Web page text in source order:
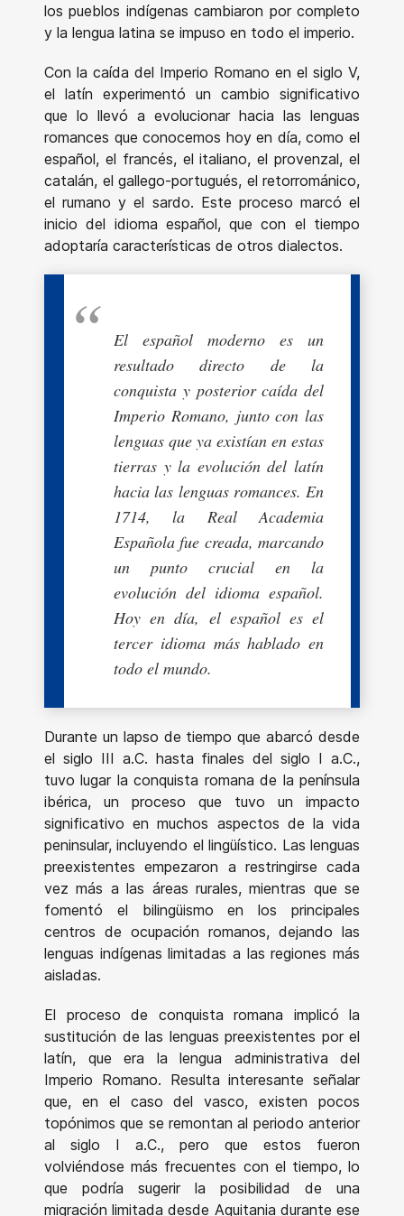
los pueblos indígenas cambiaron por completo
y la lengua latina se impuso en todo el imperio.
Con la caída del Imperio Romano en el siglo V,
el latín experimentó un cambio significativo
que lo llevó a evolucionar hacia las lenguas
romances que conocemos hoy en día, como el
español, el francés, el italiano, el provenzal, el
catalán, el gallego-portugués, el retorrománico,
el rumano y el sardo. Este proceso marcó el
inicio del idioma español, que con el tiempo
adoptaría características de otros dialectos.
El español moderno es un
resultado directo de la
conquista y posterior caída del
Imperio Romano, junto con las
lenguas que ya existían en estas
tierras y la evolución del latín
hacia las lenguas romances. En
1714, la Real Academia
Española fue creada, marcando
un punto crucial en la
evolución del idioma español.
Hoy en día, el español es el
tercer idioma más hablado en
todo el mundo.
Durante un lapso de tiempo que abarcó desde
el siglo III a.C. hasta finales del siglo I a.C.,
tuvo lugar la conquista romana de la península
ibérica, un proceso que tuvo un impacto
significativo en muchos aspectos de la vida
peninsular, incluyendo el lingüístico. Las lenguas
preexistentes empezaron a restringirse cada
vez más a las áreas rurales, mientras que se
fomentó el bilingüismo en los principales
centros de ocupación romanos, dejando las
lenguas indígenas limitadas a las regiones más
aisladas.
El proceso de conquista romana implicó la
sustitución de las lenguas preexistentes por el
latín, que era la lengua administrativa del
Imperio Romano. Resulta interesante señalar
que, en el caso del vasco, existen pocos
topónimos que se remontan al periodo anterior
al siglo I a.C., pero que estos fueron
volviéndose más frecuentes con el tiempo, lo
que podría sugerir la posibilidad de una
migración limitada desde Aquitania durante ese